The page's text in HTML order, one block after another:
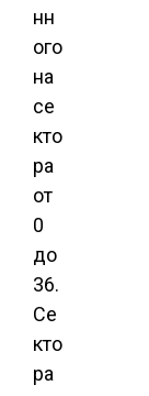
нн
ого
на
се
кто
ра
от
0
до
36.
Се
кто
ра